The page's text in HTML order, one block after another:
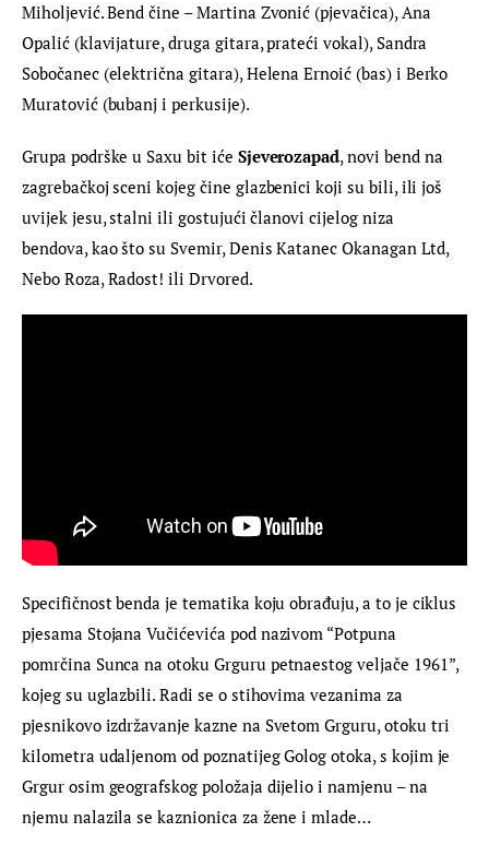
Miholjević. Bend čine – Martina Zvonić (pjevačica), Ana
Opalić (klavijature, druga gitara, prateći vokal), Sandra
Sobočanec (električna gitara), Helena Ernoić (bas) i Berko
Muratović (bubanj i perkusije).
Grupa podrške u Saxu bit iće Sjeverozapad, novi bend na
zagrebačkoj sceni kojeg čine glazbenici koji su bili, ili još
uvijek jesu, stalni ili gostujući članovi cijelog niza
bendova, kao što su Svemir, Denis Katanec Okanagan Ltd,
Nebo Roza, Radost! ili Drvored.
Specifičnost benda je tematika koju obrađuju, a to je ciklus
pjesama Stojana Vučićevića pod nazivom “Potpuna
pomrčina Sunca na otoku Grguru petnaestog veljače 1961”,
kojeg su uglazbili. Radi se o stihovima vezanima za
pjesnikovo izdržavanje kazne na Svetom Grguru, otoku tri
kilometra udaljenom od poznatijeg Golog otoka, s kojim je
Grgur osim geografskog položaja dijelio i namjenu – na
njemu nalazila se kaznionica za žene i mlade…